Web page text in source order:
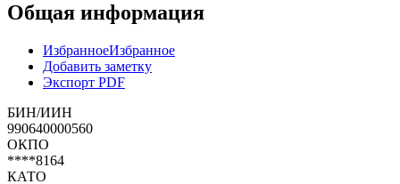
Общая информация
ИзбранноеИзбранное
Добавить заметку
Экспорт PDF
БИН/ИИН
990640000560
ОКПО
****8164
КАТО